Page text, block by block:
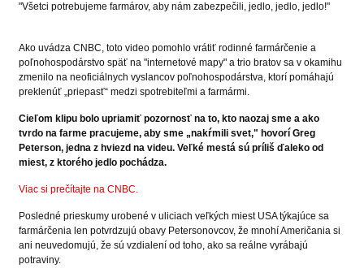
"Všetci potrebujeme farmárov, aby nám zabezpečili, jedlo, jedlo, jedlo!"
Ako uvádza CNBC, toto video pomohlo vrátiť rodinné farmárčenie a
poľnohospodárstvo späť na "internetové mapy" a trio bratov sa v okamihu
zmenilo na neoficiálnych vyslancov poľnohospodárstva, ktorí pomáhajú
preklenúť „priepasť“ medzi spotrebiteľmi a farmármi.
Cieľom klipu bolo upriamiť pozornosť na to, kto naozaj sme a ako
tvrdo na farme pracujeme, aby sme „nakŕmili svet," hovorí Greg
Peterson, jedna z hviezd na videu. Veľké mestá sú príliš ďaleko od
miest, z ktorého jedlo pochádza.
Viac si prečítajte na CNBC.
Posledné prieskumy urobené v uliciach veľkých miest USA týkajúce sa
farmárčenia len potvrdzujú obavy Petersonovcov, že mnohí Američania si
ani neuvedomujú, že sú vzdialení od toho, ako sa reálne vyrábajú
potraviny.